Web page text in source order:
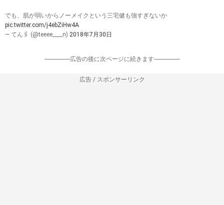
でも、肌が弱いからノーメイクという三宅健も強すぎないか
pic.twitter.com/j4ebZiHw4A
— てん🖇 (@teeee____n) 2018年7月30日
-----------------広告の後に次ページに続きます-----------------
広告 / スポンサーリンク